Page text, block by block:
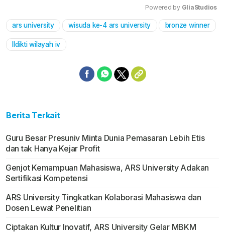
Mute
Powered by GliaStudios
ars university wisuda ke-4 ars university bronze winner
lldikti wilayah iv
Berita Terkait
Guru Besar Presuniv Minta Dunia Pemasaran Lebih Etis
dan tak Hanya Kejar Profit
Genjot Kemampuan Mahasiswa, ARS University Adakan
Sertifikasi Kompetensi
ARS University Tingkatkan Kolaborasi Mahasiswa dan
Dosen Lewat Penelitian
Ciptakan Kultur Inovatif, ARS University Gelar MBKM